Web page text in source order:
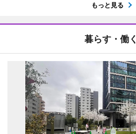
もっと見る
暮らす・働く